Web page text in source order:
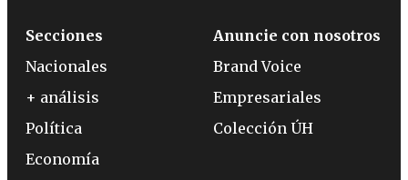
Secciones
Nacionales
+ análisis
Política
Economía
Anuncie con nosotros
Brand Voice
Empresariales
Colección ÚH